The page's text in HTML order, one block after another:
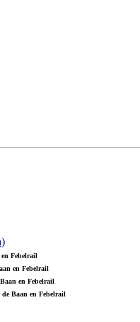
en Febelrail
en Febelrail
en Febelrail
de Baan en Febelrail